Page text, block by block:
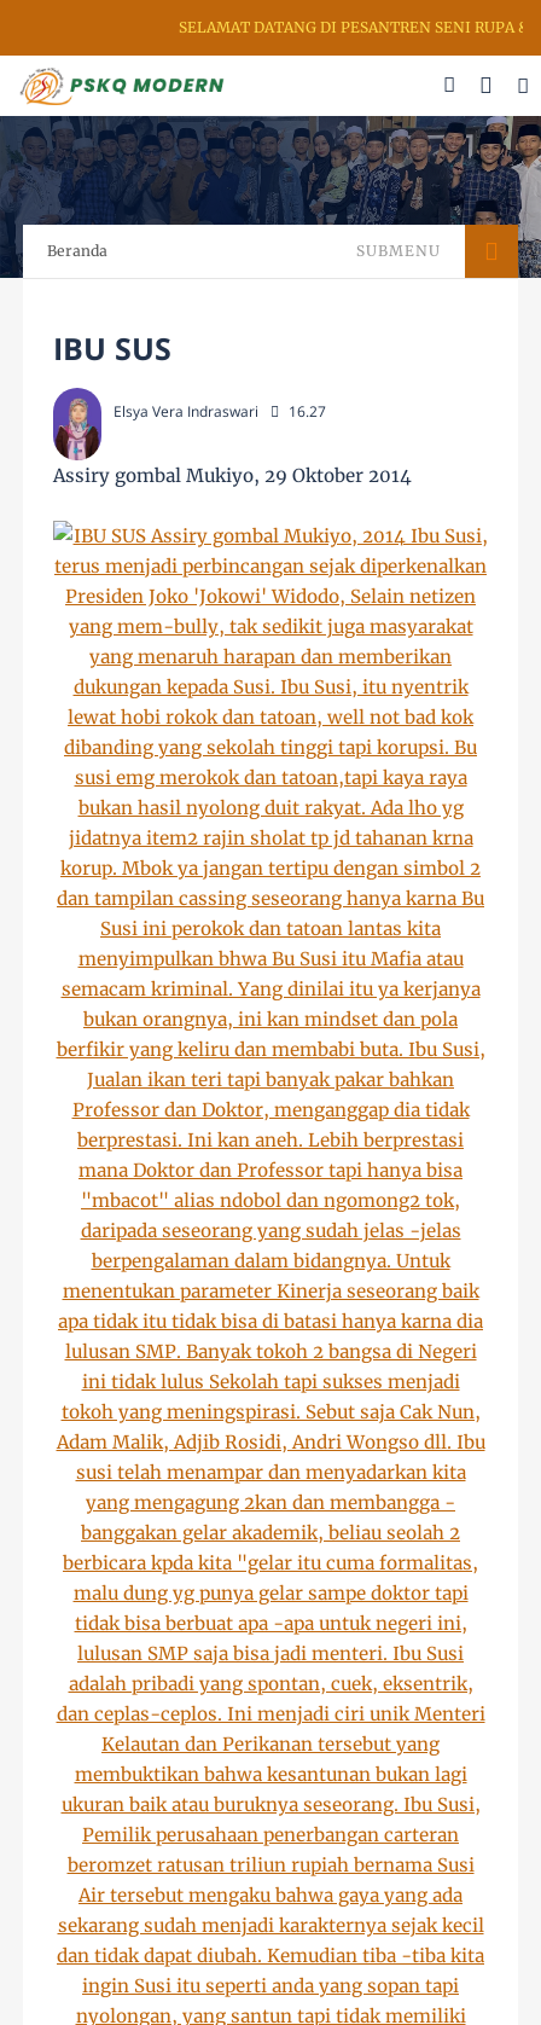
SELAMAT DATANG DI PESANTREN SENI RUPA &
Beranda SUBMENU
IBU SUS
Elsya Vera Indraswari 16.27
Assiry gombal Mukiyo, 29 Oktober 2014